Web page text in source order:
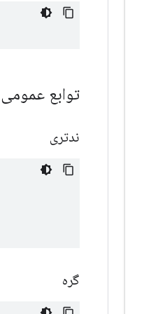
توابع عمومی
ندتری
گره